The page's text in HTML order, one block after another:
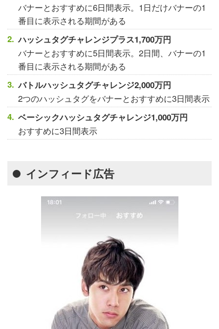
バナーとおすすめに6日間表示。1日だけバナーの1
番目に表示される期間がある
ハッシュタグチャレンジプラス1,700万円
バナーとおすすめに5日間表示。2日間、バナーの1
番目に表示される期間がある
バトルハッシュタグチャレンジ2,000万円
2つのハッシュタグをバナーとおすすめに3日間表示
ベーシックハッシュタグチャレンジ1,000万円
おすすめに3日間表示
インフィード広告